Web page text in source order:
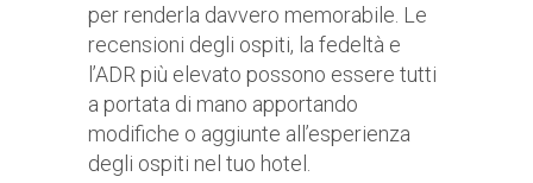
per renderla davvero memorabile. Le
recensioni degli ospiti, la fedeltà e
l’ADR più elevato possono essere tutti
a portata di mano apportando
modifiche o aggiunte all’esperienza
degli ospiti nel tuo hotel.